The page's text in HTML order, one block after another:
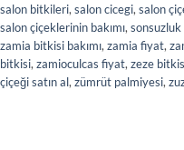
salon bitkileri, salon cicegi, salon
salon çiçeklerinin bakımı,
zamia bitkisi bakımı, zamia fiyat,
bitkisi, zamioculcas fiyat, zeze
çiçeği satın al, zümrüt palmiyesi,